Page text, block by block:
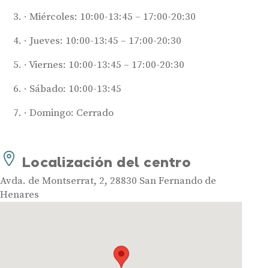
Miércoles: 10:00-13:45 – 17:00-20:30
Jueves: 10:00-13:45 – 17:00-20:30
Viernes: 10:00-13:45 – 17:00-20:30
Sábado: 10:00-13:45
Domingo: Cerrado
Localización del centro
Avda. de Montserrat, 2, 28830 San Fernando de
Henares
Audífonos
Audífonos baratos
Audífonos invisibles
Audífonos recargables